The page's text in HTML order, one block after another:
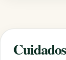
Cuidados